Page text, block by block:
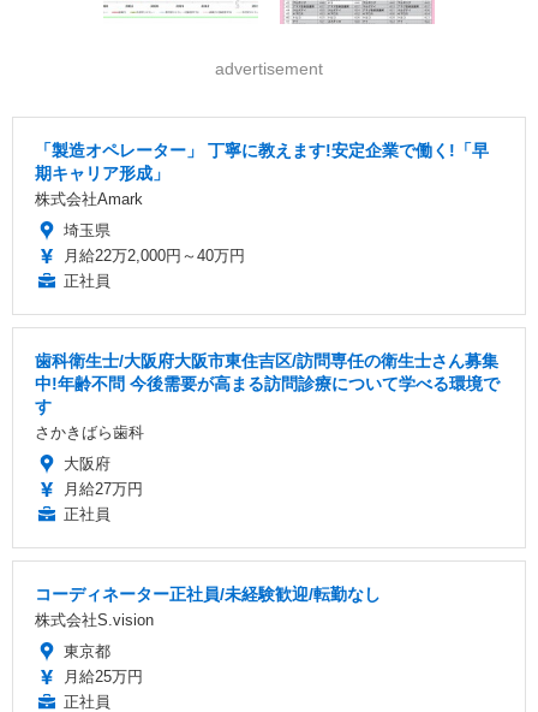
advertisement
「製造オペレーター」 丁寧に教えます!安定企業で働く!「早
期キャリア形成」
株式会社Amark
埼玉県
月給22万2,000円～40万円
正社員
歯科衛生士/大阪府大阪市東住吉区/訪問専任の衛生士さん募集
中!年齢不問 今後需要が高まる訪問診療について学べる環境で
す
さかきばら歯科
大阪府
月給27万円
正社員
コーディネーター正社員/未経験歓迎/転勤なし
株式会社S.vision
東京都
月給25万円
正社員